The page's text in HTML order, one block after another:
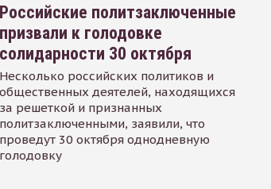
Российские политзаключенные
призвали к голодовке
солидарности 30 октября
Несколько российских политиков и
общественных деятелей, находящихся
за решеткой и признанных
политзаключенными, заявили, что
проведут 30 октября однодневную
голодовку